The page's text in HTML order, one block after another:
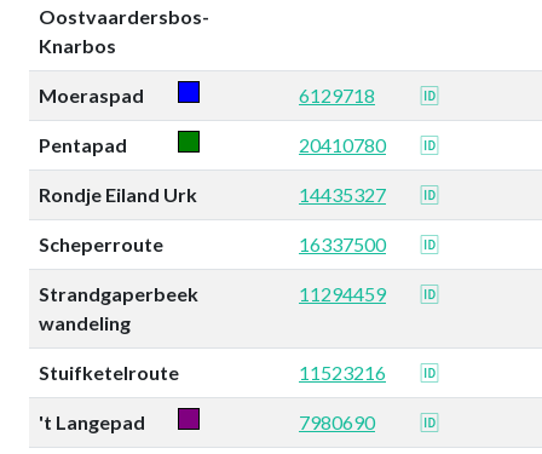
Oostvaardersbos-
Knarbos
Moeraspad 6129718 🆔
Pentapad 20410780 🆔
Rondje Eiland Urk 14435327 🆔
Scheperroute 16337500 🆔
Strandgaperbeek
wandeling
11294459 🆔
Stuifketelroute 11523216 🆔
't Langepad 7980690 🆔